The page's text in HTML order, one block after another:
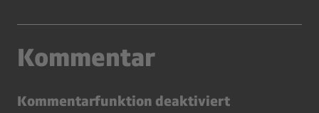
Kommentar
Kommentarfunktion deaktiviert